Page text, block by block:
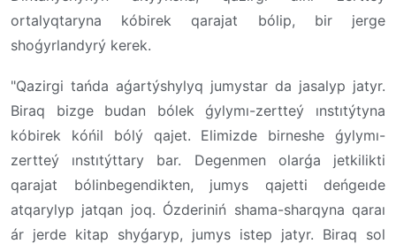
ortalyqtaryna kóbirek qarajat bólip, bir jerge
shoǵyrlandyrý kerek.
"Qazirgi tańda aǵartýshylyq jumystar da jasalyp jatyr.
Biraq bizge budan bólek ǵylymı-zertteý ınstıtýtyna
kóbirek kóńil bólý qajet. Elimizde birneshe ǵylymı-
zertteý ınstıtýttary bar. Degenmen olarǵa jetkilikti
qarajat bólinbegendikten, jumys qajetti deńgeıde
atqarylyp jatqan joq. Ózderiniń shama-sharqyna qaraı
ár jerde kitap shyǵaryp, jumys istep jatyr. Biraq sol